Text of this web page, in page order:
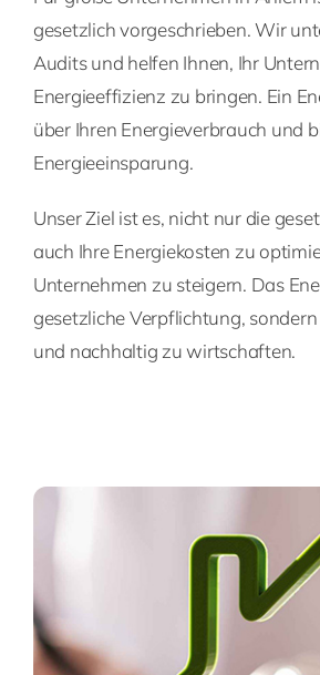
gesetzlich vorgeschrieben. Wir
Audits und helfen Ihnen, Ihr
Energieeffizienz zu bringen. Ein
über Ihren Energieverbrauch und
Energieeinsparung.
Unser Ziel ist es, nicht nur die
auch Ihre Energiekosten zu
Unternehmen zu steigern. Das
gesetzliche Verpflichtung,
und nachhaltig zu wirtschaften.